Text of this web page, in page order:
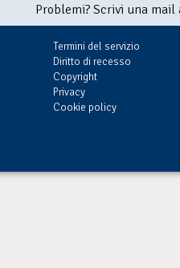
Problemi? Scrivi una
Termini del servizio
Diritto di recesso
Copyright
Privacy
Cookie policy